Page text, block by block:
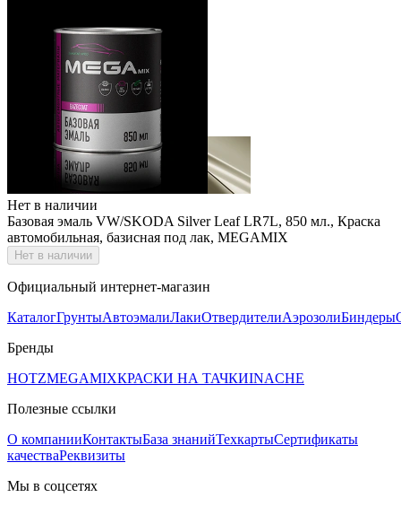
Нет в наличии
Базовая эмаль VW/SKODA Silver Leaf LR7L, 850 мл., Краска
автомобильная, базисная под лак, MEGAMIX
Нет в наличии
Официальный интернет-магазин
КаталогГрунтыАвтоэмалиЛакиОтвердителиАэрозолиБиндеры
Бренды
HOTZMEGAMIXКРАСКИ НА ТАЧКИINACHE
Полезные ссылки
О компанииКонтактыБаза знанийТехкартыСертификаты
качестваРеквизиты
Мы в соцсетях